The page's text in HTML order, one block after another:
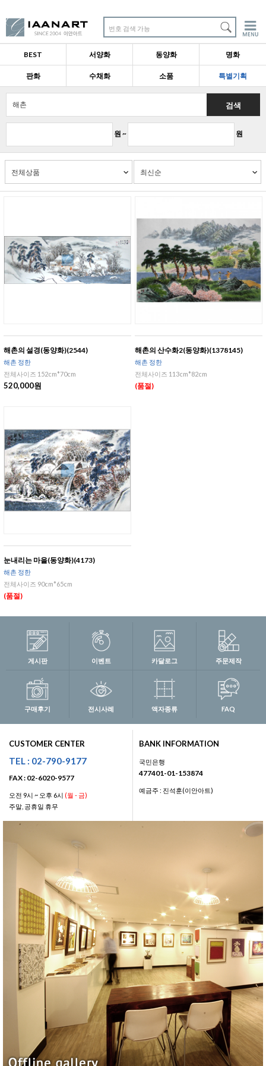
번호 검색 가능
BEST 서양화 동양화 명화
판화 수채화 소품 특별기획
원 ~ 원
검색
해촌의 설경(동양화)(2544)
해촌 정한
전체사이즈 152cm*70cm
520,000원
해촌의 산수화2(동양화)(1378145)
해촌 정한
전체사이즈 113cm*82cm
(품절)
눈내리는 마을(동양화)(4173)
해촌 정한
전체사이즈 90cm*65cm
(품절)
게시판 이벤트 카달로그 주문제작
구매후기 전시사례 액자종류 FAQ
CUSTOMER CENTER
TEL : 02-790-9177
FAX : 02-6020-9577
오전 9시 ~ 오후 6시 (월 - 금)
주말, 공휴일 휴무
BANK INFORMATION
국민은행
477401-01-153874
예금주 : 진석훈(이안아트)